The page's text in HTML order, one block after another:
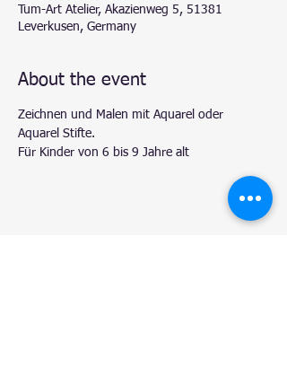
Tum-Art Atelier, Akazienweg 5, 51381
Leverkusen, Germany
About the event
Zeichnen und Malen mit Aquarel oder
Aquarel Stifte.
Für Kinder von 6 bis 9 Jahre alt